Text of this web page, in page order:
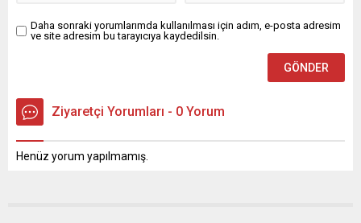
Daha sonraki yorumlarımda kullanılması için adım, e-posta adresim
ve site adresim bu tarayıcıya kaydedilsin.
Ziyaretçi Yorumları - 0 Yorum
Henüz yorum yapılmamış.